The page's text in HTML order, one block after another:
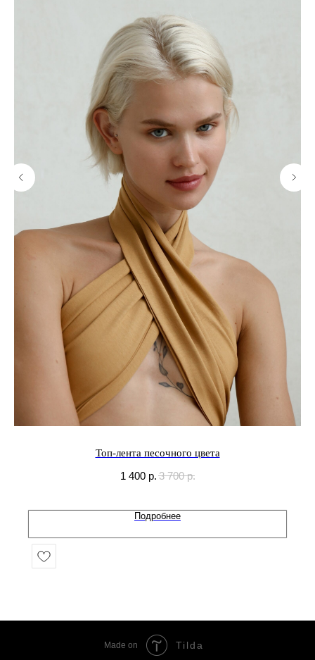
Топ-лента песочного цвета
1 400 р. 3 700 р.
Подробнее
Made on Tilda